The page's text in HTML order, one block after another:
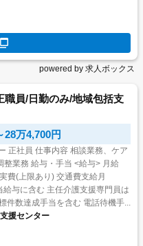
powered by 求人ボックス
職員/日勤のみ/地域包括支
28万4,700円
業務、ケア
与> 月給
与に含む 主任介護支援専門員は
件数達成手当を含む 電話待機手...
援センター